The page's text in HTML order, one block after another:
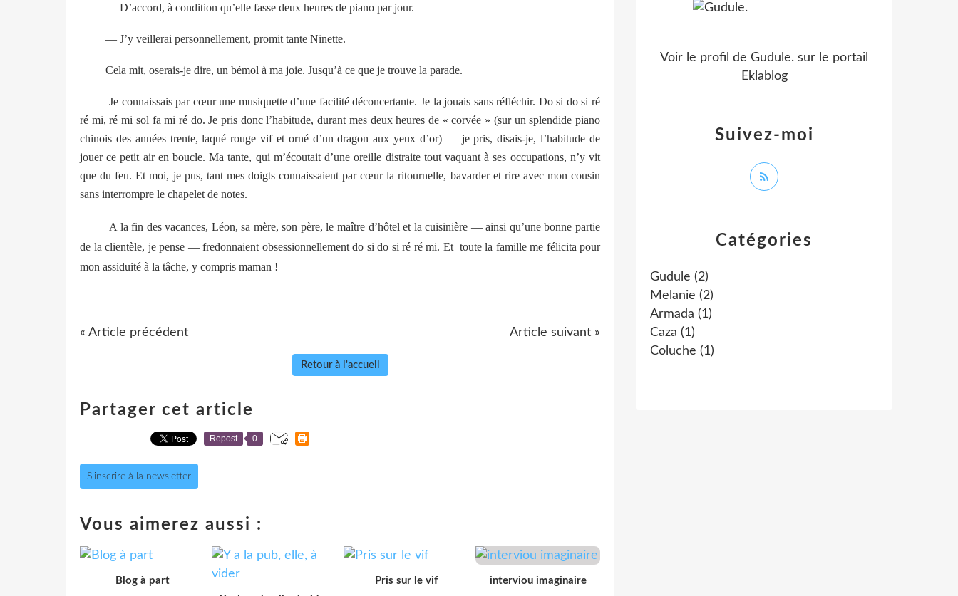
— D’accord, à condition qu’elle fasse deux heures de piano par jour.
— J’y veillerai personnellement, promit tante Ninette.
Cela mit, oserais-je dire, un bémol à ma joie. Jusqu’à ce que je trouve la parade.
Je connaissais par cœur une musiquette d’une facilité déconcertante. Je la jouais sans réfléchir. Do si do si ré
ré mi, ré mi sol fa mi ré do. Je pris donc l’habitude, durant mes deux heures de « corvée » (sur un splendide piano
chinois des années trente, laqué rouge vif et orné d’un dragon aux yeux d’or) — je pris, disais-je, l’habitude de
jouer ce petit air en boucle. Ma tante, qui m’écoutait d’une oreille distraite tout vaquant à ses occupations, n’y vit
que du feu. Et moi, je pus, tant mes doigts connaissaient par cœur la ritournelle, bavarder et rire avec mon cousin
sans interrompre le chapelet de notes.
A la fin des vacances, Léon, sa mère, son père, le maître d’hôtel et la cuisinière — ainsi qu’une bonne partie
de la clientèle, je pense — fredonnaient obsessionnellement do si do si ré ré mi. Et toute la famille me félicita pour
mon assiduité à la tâche, y compris maman !
« Article précédent Article suivant »
Retour à l'accueil
Partager cet article
Repost 0
S'inscrire à la newsletter
Vous aimerez aussi :
Blog à part
Pris sur le vif interviou imaginaire
Catégories
Gudule (2)
Melanie (2)
Armada (1)
Caza (1)
Coluche (1)
Suivez-moi
Voir le profil de Gudule. sur le portail
Eklablog